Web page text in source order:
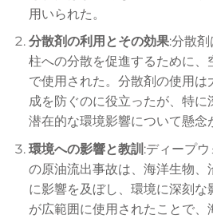
用いられた。
分散剤の利用とその効果:分散
柱への分散を促進するために、
で使用された。分散剤の使用は
成を防ぐのに役立ったが、特に
潜在的な環境影響について懸念
環境への影響と教訓 :ディープ
の原油流出事故は、海洋生物、
に影響を及ぼし、環境に深刻な
が広範囲に使用されたことで、